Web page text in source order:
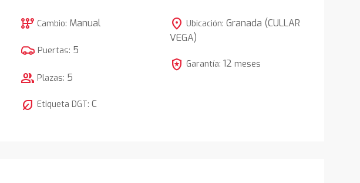
auto_transmission Cambio: Manual
Puertas: 5
group Plazas: 5
nest_eco_leaf Etiqueta DGT:C
location_on Ubicación: Granada (CULLAR
VEGA)
local_police Garantía: 12 meses